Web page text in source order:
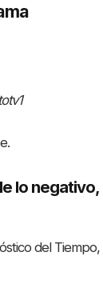
lo negativo,
del Tiempo,